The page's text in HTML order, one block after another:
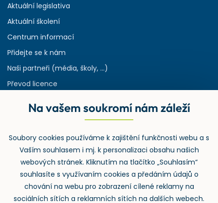
Aktuální legislativa
Aktuální školení
Centrum informací
Přidejte se k nám
Naši partneři (média, školy, ...)
Převod licence
Rejstřík používaných zkratek v odpadech
Zpětný odběr
Na vašem soukromí nám záleží
Soubory cookies používáme k zajištění funkčnosti webu a s
Vaším souhlasem i mj. k personalizaci obsahu našich
webových stránek. Kliknutím na tlačítko „Souhlasím“
souhlasíte s využívaním cookies a předáním údajů o
chování na webu pro zobrazení cílené reklamy na
sociálních sítích a reklamních sítích na dalších webech.